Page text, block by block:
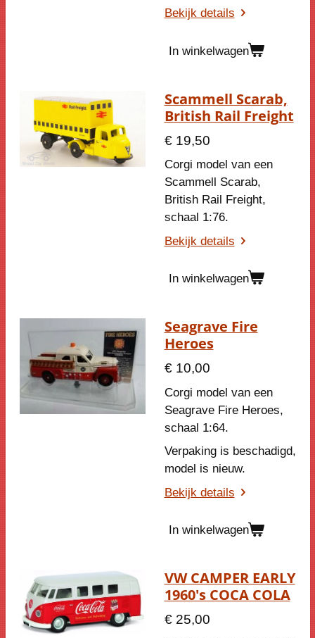
Bekijk details
In winkelwagen
Scammell Scarab,
British Rail Freight
€ 19,50
Corgi model van een
Scammell Scarab,
British Rail Freight,
schaal 1:76.
Bekijk details
In winkelwagen
Seagrave Fire
Heroes
€ 10,00
Corgi model van een
Seagrave Fire Heroes,
schaal 1:64.
Verpaking is beschadigd,
model is nieuw.
Bekijk details
In winkelwagen
VW CAMPER EARLY
1960's COCA COLA
€ 25,00